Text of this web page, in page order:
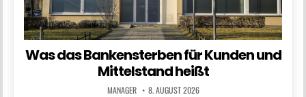
Was das Bankensterben für Kunden und
Mittelstand heißt
MANAGER 8. AUGUST 2026